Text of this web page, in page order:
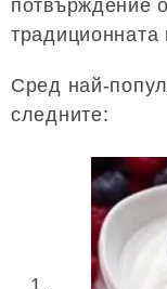
потвърждение
Сред най-
следните: